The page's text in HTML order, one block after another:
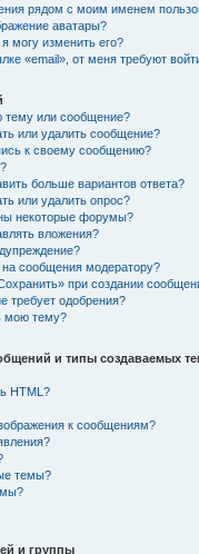
рядом с моим именем
аватары?
могу изменить его?
«email», от меня требуют
тему или сообщение?
или удалить сообщение?
к своему сообщению?
больше вариантов ответа?
или удалить опрос?
некоторые форумы?
вложения?
сообщения модератору?
при создании
требует одобрения?
мою тему?
и типы создаваемых
HTML?
к сообщениям?
темы?
и группы